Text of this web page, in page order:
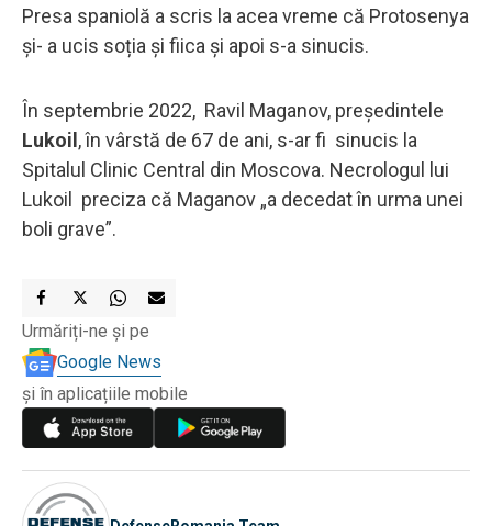
Presa spaniolă a scris la acea vreme că Protosenya
și- a ucis soția și fiica și apoi s-a sinucis.
În septembrie 2022, Ravil Maganov, președintele
Lukoil, în vârstă de 67 de ani, s-ar fi sinucis la
Spitalul Clinic Central din Moscova. Necrologul lui
Lukoil preciza că Maganov „a decedat în urma unei
boli grave”.
Urmăriți-ne și pe
Google News
și în aplicațiile mobile